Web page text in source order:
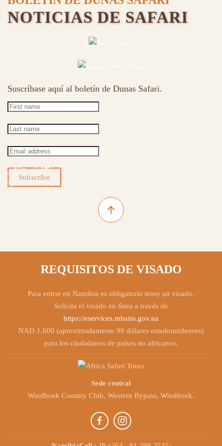
NOTICIAS DE SAFARI
Suscríbase aquí al boletín de Dunas Safari.
Subscribe
REQUISITOS DE VISADO
Para entrar en Namibia es obligatorio tener un visado.
Solicita el visado en línea a través de
https://eservices.mhaiss.gov.na
NAD 1,600 (aproximadamente 90 dólares estadounidenses)
para los ciudadanos de países no africanos.
Sede central
Windhoek Country Club, Western Bypass, Windhoek.